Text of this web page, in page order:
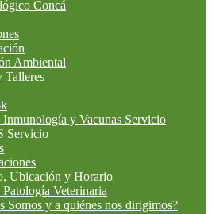
Concá
Ambiental
Talleres
y Vacunas Servicio
Servicio
Ubicación y Horario
Veterinaria
Somos y a quiénes nos dirigimos?